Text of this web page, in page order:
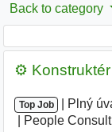
Back to category
⚙️
Top Job Plný
People